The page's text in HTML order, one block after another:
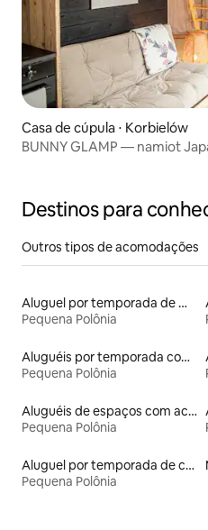
Casa de cúpula ⋅ Korbielów
BUNNY GLAMP — namiot
Destinos para
Outros tipos de acomodações
Aluguel por temporada de microcasas
Pequena Polônia
Aluguéis por temporada com café da manhã
Pequena Polônia
Aluguéis de espaços com acesso direto a pistas de esqui
Pequena Polônia
Aluguel por temporada de casas de hóspedes
Pequena Polônia